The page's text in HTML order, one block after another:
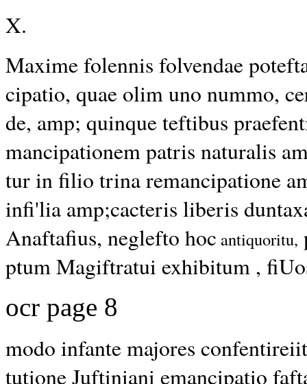
X.
Maxime folennis folvendae
cipatio, quae olim uno nummo,
de, amp; quinque teftibus
mancipationem patris naturalis
tur in filio trina remancipatione
infi'lia amp;cacteris liberis
Anaftafius, neglefto hoc antiquoritu,
ptum Magiftratui exhibitum ,
ocr page 8
modo infante majores
tutione Juftiniani emancipatio